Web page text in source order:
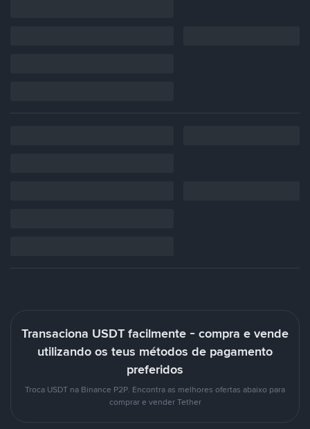
Transaciona USDT facilmente - compra e vende
utilizando os teus métodos de pagamento
preferidos
Troca USDT na Binance P2P. Encontra as melhores ofertas abaixo para
comprar e vender Tether